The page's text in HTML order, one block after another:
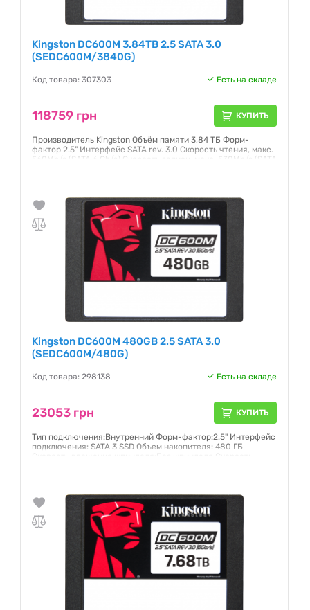
Kingston DC600M 3.84TB 2.5 SATA 3.0
(SEDC600M/3840G)
Код товара: 307303 Есть на складе
118759 грн КУПИТЬ
Производитель Kingston Объём памяти 3,84 ТБ Форм-
фактор 2.5" Интерфейс SATA rev. 3.0 Скорость чтения, макс.
560Mb/s (SATA 6 Gb/s) Скорость записи, макс. 530Mb/s (SATA
Серия DC600M
Гарантия: 36 месяцев
Kingston DC600M 480GB 2.5 SATA 3.0
(SEDC600M/480G)
Код товара: 298138 Есть на складе
23053 грн КУПИТЬ
Тип подключения:Внутренний Форм-фактор:2.5" Интерфейс
подключения: SATA 3 SSD Объем накопителя: 480 ГБ
Скорость вращения шпинделя:Без шпинделя Скорость
Гарантия:5 лет